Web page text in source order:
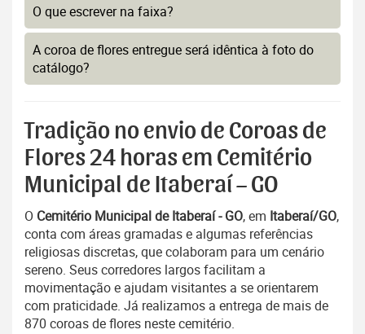
O que escrever na faixa?
A coroa de flores entregue será idêntica à foto do
catálogo?
Tradição no envio de Coroas de
Flores 24 horas em Cemitério
Municipal de Itaberaí – GO
O Cemitério Municipal de Itaberaí - GO, em Itaberaí/GO,
conta com áreas gramadas e algumas referências
religiosas discretas, que colaboram para um cenário
sereno. Seus corredores largos facilitam a
movimentação e ajudam visitantes a se orientarem
com praticidade. Já realizamos a entrega de mais de
870 coroas de flores neste cemitério.